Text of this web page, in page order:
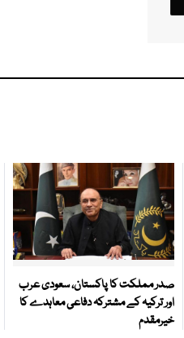
صدر مملکت کا پاکستان، سعودی عرب
اور ترکیہ کے مشترکہ دفاعی معاہدے کا
خیرمقدم